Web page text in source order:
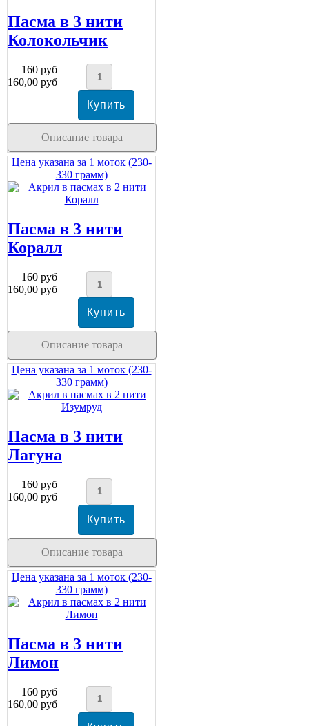
Пасма в 3 нити
Колокольчик
160 руб
160,00 руб
Описание товара
Цена указана за 1 моток (230-
330 грамм)
Пасма в 3 нити
Коралл
160 руб
160,00 руб
Описание товара
Цена указана за 1 моток (230-
330 грамм)
Пасма в 3 нити
Лагуна
160 руб
160,00 руб
Описание товара
Цена указана за 1 моток (230-
330 грамм)
Пасма в 3 нити
Лимон
160 руб
160,00 руб